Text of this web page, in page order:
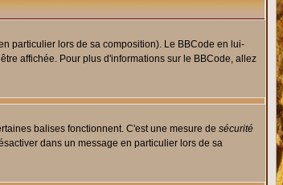
particulier lors de sa composition). Le BBCode en lui-
affichée. Pour plus d'informations sur le BBCode, allez
balises fonctionnent. C'est une mesure de sécurité
dans un message en particulier lors de sa